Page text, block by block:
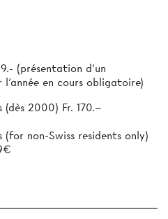
(présentation d’un
en cours obligatoire)
(dès 2000) Fr. 170.–
(for non-Swiss residents only)